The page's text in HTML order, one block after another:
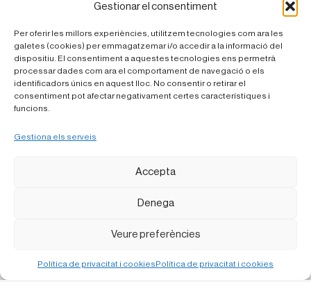
Gestionar el consentiment
Per oferir les millors experiències, utilitzem tecnologies com ara les
galetes (cookies) per emmagatzemar i/o accedir a la informació del
dispositiu. El consentiment a aquestes tecnologies ens permetrà
processar dades com ara el comportament de navegació o els
identificadors únics en aquest lloc. No consentir o retirar el
consentiment pot afectar negativament certes característiques i
funcions.
Gestiona els serveis
Accepta
Denega
Veure preferències
Política de privacitat i cookiesPolítica de privacitat i cookies